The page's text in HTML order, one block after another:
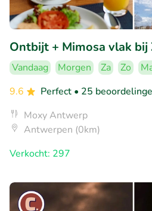
Ontbijt + Mimosa vlak bij
Vandaag Morgen Za Zo
9.6
Perfect • 25
Moxy Antwerp
Antwerpen (0km)
Verkocht: 297